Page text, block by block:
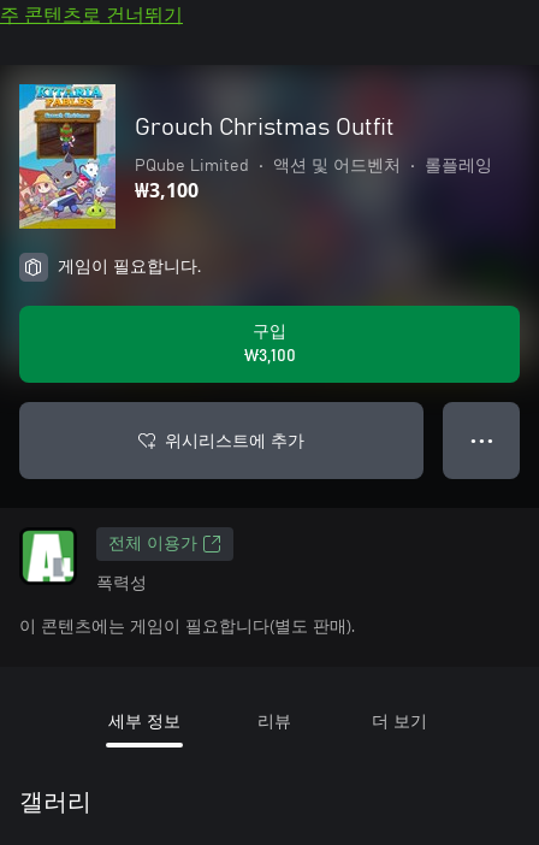
주 콘텐츠로 건너뛰기
Grouch Christmas Outfit
PQube Limited • 액션 및 어드벤처 • 롤플레잉
₩3,100
게임이 필요합니다.
구입
₩3,100
위시리스트에 추가 ● ● ●
전체 이용가
폭력성
이 콘텐츠에는 게임이 필요합니다(별도 판매).
세부 정보 리뷰 더 보기
갤러리